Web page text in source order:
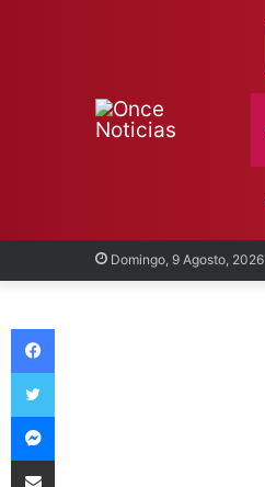
Domingo, 9 Agosto, 2026